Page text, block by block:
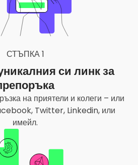
СТЪПКА 1
си линк за
на приятели и колеги – или
Twitter, Linkedin, или
имейл.